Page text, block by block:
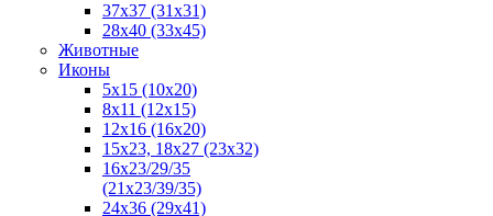
37x37 (31x31)
28х40 (33х45)
Животные
Иконы
5x15 (10х20)
8x11 (12х15)
12x16 (16х20)
15x23, 18х27 (23х32)
16х23/29/35
(21х23/39/35)
24x36 (29х41)